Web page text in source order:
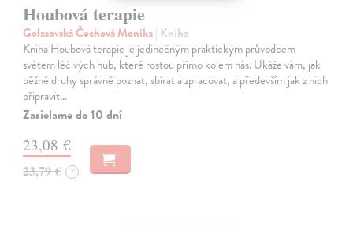
Houbová terapie
Golasovská Čechová Monika| Kniha
Kniha Houbová terapie je jedinečným praktickým průvodcem
světem léčivých hub, které rostou přímo kolem nás. Ukáže vám, jak
běžné druhy správně poznat, sbírat a zpracovat, a především jak z nich
připravit…
Zasielame do 10 dní
23,08 €
23,79 € ?